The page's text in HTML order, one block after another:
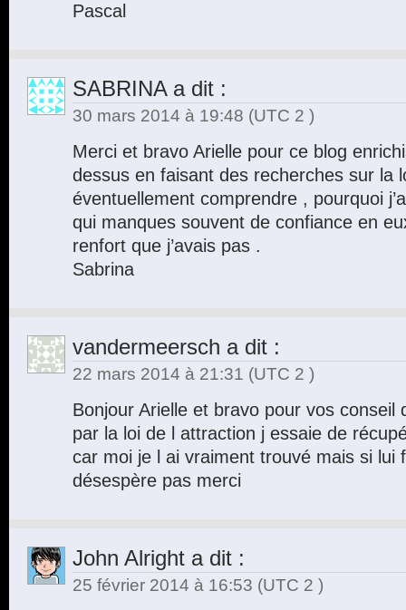
Pascal
SABRINAa dit :
30 mars 2014 à 19:48 (UTC 2 )
Merci et bravo Arielle pour ce blog
dessus en faisant des recherches sur la
éventuellement comprendre , pourquoi
qui manques souvent de confiance en
renfort que j’avais pas .
Sabrina
vandermeersch a dit :
22 mars 2014 à 21:31 (UTC 2 )
Bonjour Arielle et bravo pour vos conseil
par la loi de l attraction j essaie de
car moi je l ai vraiment trouvé mais si lui
désespère pas merci
John Alright a dit :
25 février 2014 à 16:53 (UTC 2 )